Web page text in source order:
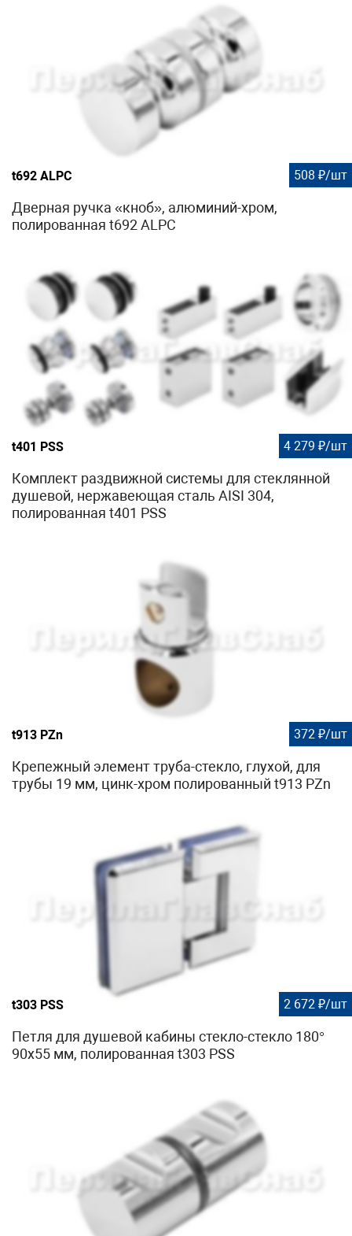
t692 ALPC 508 ₽/шт
Дверная ручка «кноб», алюминий-хром,
полированная t692 ALPC
t401 PSS 4 279 ₽/шт
Комплект раздвижной системы для стеклянной
душевой, нержавеющая сталь AISI 304,
полированная t401 PSS
t913 PZn 372 ₽/шт
Крепежный элемент труба-стекло, глухой, для
трубы 19 мм, цинк-хром полированный t913 PZn
t303 PSS 2 672 ₽/шт
Петля для душевой кабины стекло-стекло 180°
90х55 мм, полированная t303 PSS